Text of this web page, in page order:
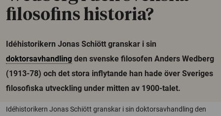
filosofins historia?
Idéhistorikern Jonas Schiött granskar i sin
doktorsavhandling den svenske filosofen Anders Wedberg
(1913-78) och det stora inflytande han hade över Sveriges
filosofiska utveckling under mitten av 1900-talet.
Idéhistorikern Jonas Schiött granskar i sin doktorsavhandling den